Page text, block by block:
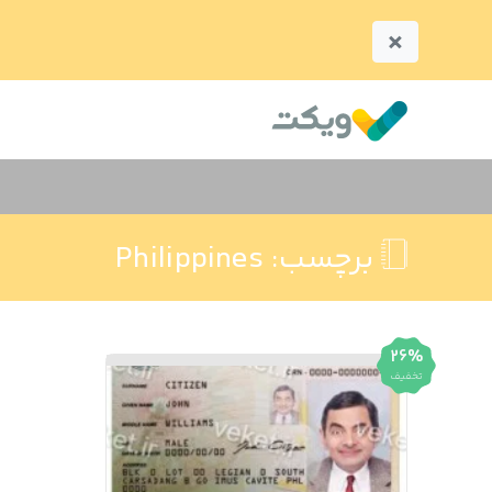
×
برچسب: Philippines
26%
تخفیف